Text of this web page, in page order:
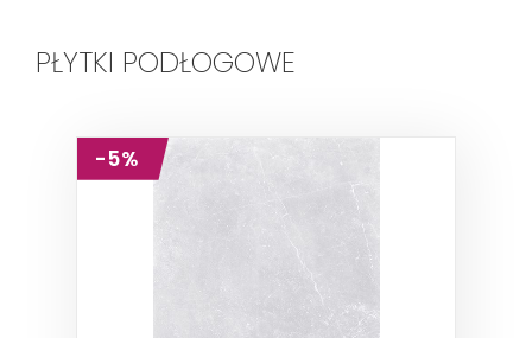
PŁYTKI PODŁOGOWE
-5%